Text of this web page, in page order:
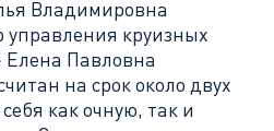
Владимировна
круизных
Елена Павловна
на срок около двух
как очную, так и